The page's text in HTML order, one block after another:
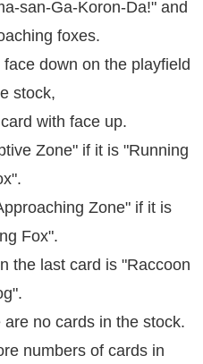
san-Ga-Koron-Da!" and
foxes.
down on the playfield
stock,
with face up.
Zone" if it is "Running
Zone" if it is
Fox".
the last card is "Raccoon
no cards in the stock.
numbers of cards in